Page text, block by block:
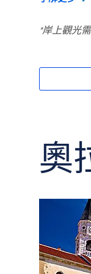
奧